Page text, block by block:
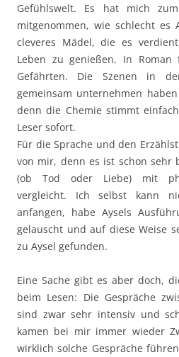
Gefühlswelt. Es hat mich
mitgenommen, wie schlecht es
cleveres Mädel, die es
Leben zu genießen. In
Gefährten. Die Szenen in
gemeinsam unternehmen
denn die Chemie stimmt
Leser sofort.
Für die Sprache und den
von mir, denn es ist schon sehr
(ob Tod oder Liebe) mit
vergleicht. Ich selbst kann
anfangen, habe Aysels
gelauscht und auf diese Weise
zu Aysel gefunden.
Eine Sache gibt es aber doch,
beim Lesen: Die Gespräche
sind zwar sehr intensiv und
kamen bei mir immer wieder
wirklich solche Gespräche